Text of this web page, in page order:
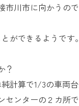
川市に向かうの
ができるようです。
？
計算で1/3の車両
ンターの２カ所